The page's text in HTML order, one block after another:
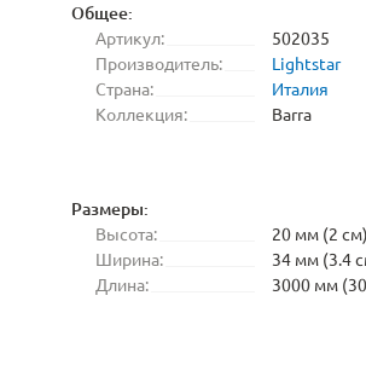
Общее:
Артикул:
502035
Производитель:
Lightstar
Страна:
Италия
Коллекция:
Barra
Размеры:
Высота:
20 мм (2 см)
Ширина:
34 мм (3.4
Длина:
3000 мм